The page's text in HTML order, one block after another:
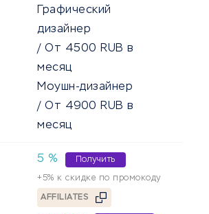
Графический
дизайнер
/ От 4500 RUB в
месяц
Моушн-дизайнер
/ От 4900 RUB в
месяц
5 % Получить
+5% к скидке по промокоду
AFFILIATES